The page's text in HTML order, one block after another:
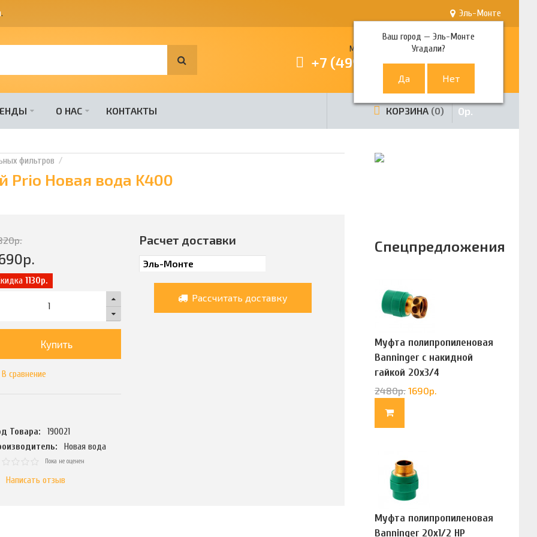
. Эль-Монте
Ваш город —Эль-Монте
Угадали?
Многоканальный телефон
+7 (499) 380-80-80
О НАС КОНТАКТЫ КОРЗИНА 0 0р.
фильтров
Новая вода K400
р.
р.
1130р.
Купить
В сравнение
Товара:
190021
Новая вода
Пока не оценен
Написать отзыв
Расчет доставки
Рассчитать доставку
Спецпредложения
Муфта полипропиленовая
Banninger с накидной
гайкой 20х3/4
(G83322020)
2480р. 1690р.
Муфта полипропиленовая
Banninger 20х1/2 НР